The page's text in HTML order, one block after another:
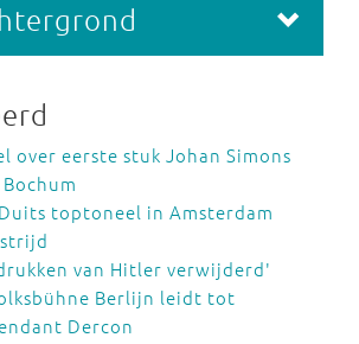
over eerste stuk Johan Simons
toptoneel in Amsterdam
van Hitler verwijderd'
Berlijn leidt tot
Dercon